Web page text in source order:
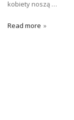
kobiety noszą …
Read more